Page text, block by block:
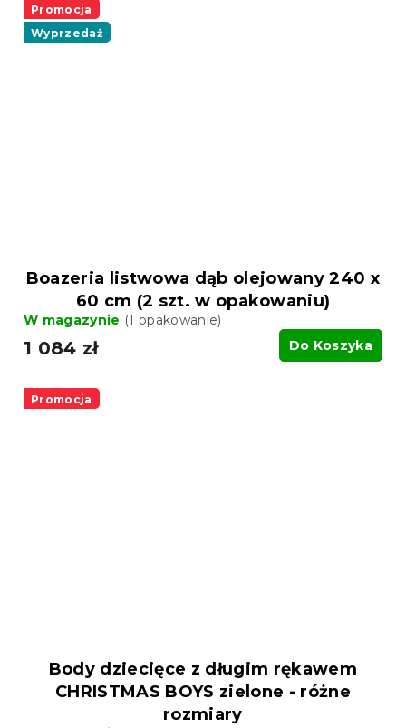
Promocja
Wyprzedaż
Boazeria listwowa dąb olejowany 240 x
60 cm (2 szt. w opakowaniu)
W magazynie (1 opakowanie)
1 084 zł Do Koszyka
Promocja
Body dziecięce z długim rękawem
CHRISTMAS BOYS zielone - różne
rozmiary